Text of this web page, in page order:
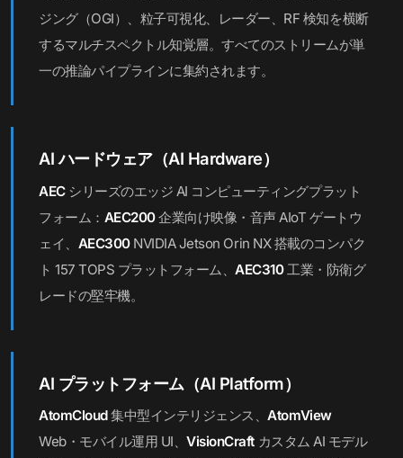
ジング（OGI）、粒子可視化、レーダー、RF 検知を横断
するマルチスペクトル知覚層。すべてのストリームが単
一の推論パイプラインに集約されます。
AI ハードウェア（AI Hardware）
AECシリーズのエッジ AI コンピューティングプラット
フォーム： AEC200企業向け映像・音声 AIoT ゲートウ
ェイ、 AEC300NVIDIA Jetson Orin NX 搭載のコンパク
ト 157 TOPS プラットフォーム、AEC310工業・防衛グ
レードの堅牢機。
AI プラットフォーム（AI Platform）
AtomCloud集中型インテリジェンス、AtomView
Web・モバイル運用 UI、VisionCraft カスタム AI モデル